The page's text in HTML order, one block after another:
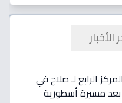
الأخبار
الرابع لـ صلاح في
بعد مسيرة أسطورية